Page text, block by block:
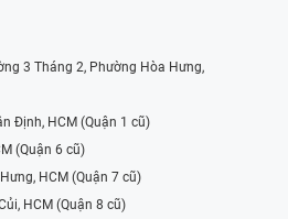
3 Tháng 2, Phường Hòa Hưng,
Định, HCM (Quận 1 cũ)
(Quận 6 cũ)
HCM (Quận 7 cũ)
HCM (Quận 8 cũ)